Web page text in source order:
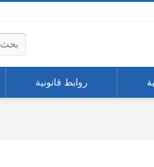
البحث عن:
روابط قانونية